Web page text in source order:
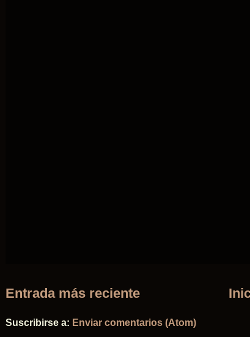
Entrada más reciente
Suscribirse a: Enviar comentarios (Atom)